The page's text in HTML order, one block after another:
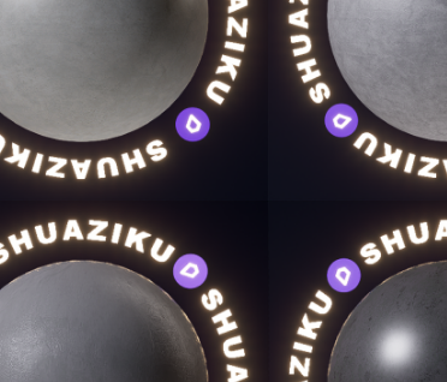
用户名/手机号/邮箱
登录密码
记住登录 找回密码|免密登录
社交账号登录